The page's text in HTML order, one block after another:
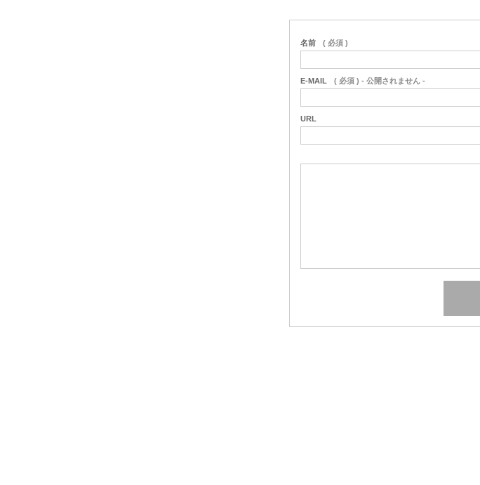
名前 ( 必須 )
E-MAIL ( 必須 ) - 公開されません -
URL